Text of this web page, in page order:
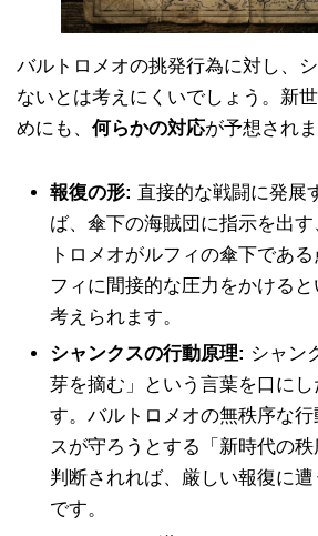
バルトロメオの挑発行為に対し、
ないとは考えにくいでしょう。新
めにも、 何らかの対応が予想されま
報復の形: 直接的な戦闘に発展
ば、傘下の海賊団に指示を出
トロメオがルフィの傘下であ
フィに間接的な圧力をかける
考えられます。
シャンクスの行動原理: シャン
芽を摘む」という言葉を口にし
す。バルトロメオの無秩序な行
スが守ろうとする「新時代の
判断されれば、厳しい報復に
です。